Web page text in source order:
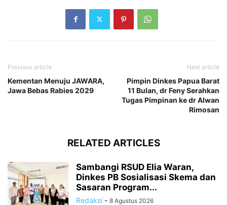
Previous article
Kementan Menuju JAWARA,
Jawa Bebas Rabies 2029
Next article
Pimpin Dinkes Papua Barat
11 Bulan, dr Feny Serahkan
Tugas Pimpinan ke dr Alwan
Rimosan
RELATED ARTICLES
Sambangi RSUD Elia Waran,
Dinkes PB Sosialisasi Skema dan
Sasaran Program...
Redaksi - 8 Agustus 2026